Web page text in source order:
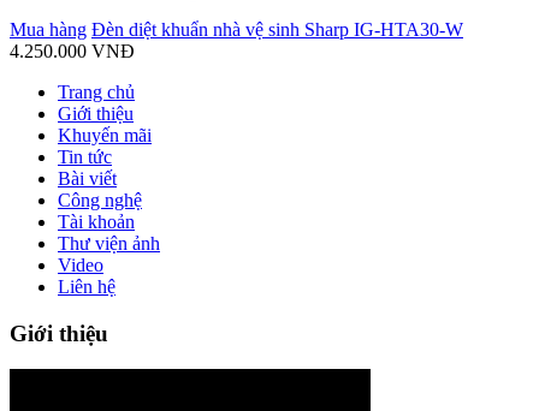
Mua hàng Đèn diệt khuẩn nhà vệ sinh Sharp IG-HTA30-W
4.250.000 VNĐ
Trang chủ
Giới thiệu
Khuyến mãi
Tin tức
Bài viết
Công nghệ
Tài khoản
Thư viện ảnh
Video
Liên hệ
Giới thiệu